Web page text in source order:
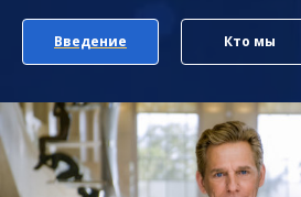
Введение Кто мы